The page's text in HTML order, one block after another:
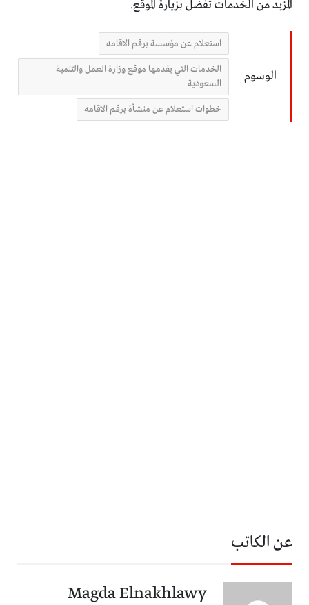
المزيد من الخدمات تفضل بزيارة الموقع.
الوسوم
استعلام عن مؤسسة برقم الاقامه
الخدمات التي يقدمها موقع وزارة العمل والتنمية
السعودية
خطوات استعلام عن منشأة برقم الاقامه
عن الكاتب
Magda Elnakhlawy